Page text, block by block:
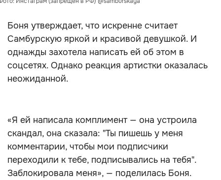
Боня утверждает, что искренне считает
Самбурскую яркой и красивой девушкой. И
однажды захотела написать ей об этом в
соцсетях. Однако реакция артистки оказалась
неожиданной.
«Я ей написала комплимент — она устроила
скандал, она сказала: "Ты пишешь у меня
комментарии, чтобы мои подписчики
переходили к тебе, подписывались на тебя".
Заблокировала меня», — поделилась Боня.